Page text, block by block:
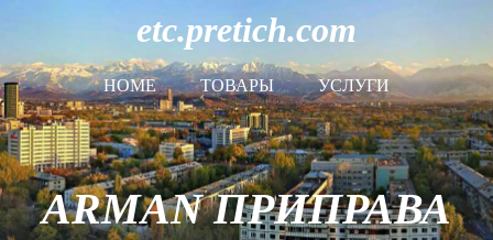
etc.pretich.com
HOME ТОВАРЫ УСЛУГИ
ARMAN ПРИПРАВА